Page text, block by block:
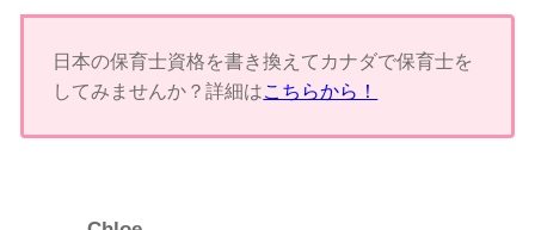
日本の保育士資格を書き換えてカナダで保育士を
してみませんか？詳細はこちらから！